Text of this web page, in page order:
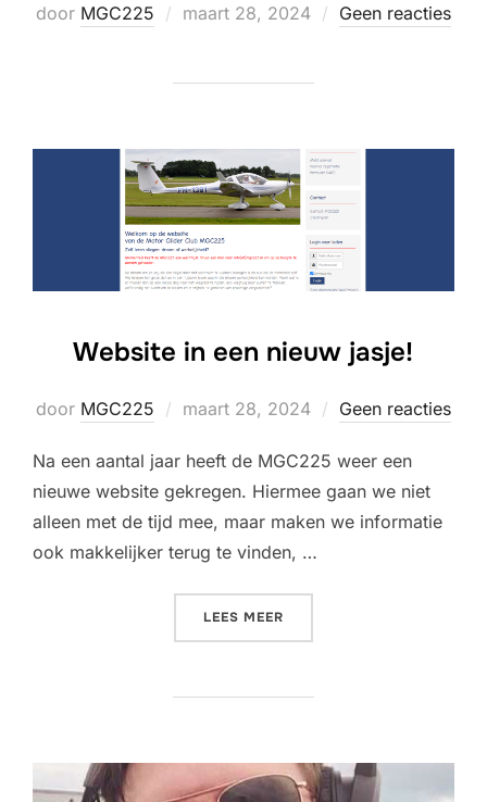
door MGC225
Geplaatst
maart 28, 2024 Geen reacties
Website in een nieuw jasje!
door MGC225
Geplaatst
maart 28, 2024 Geen reacties
Na een aantal jaar heeft de MGC225 weer een
nieuwe website gekregen. Hiermee gaan we niet
alleen met de tijd mee, maar maken we informatie
ook makkelijker terug te vinden, …
LEES MEER